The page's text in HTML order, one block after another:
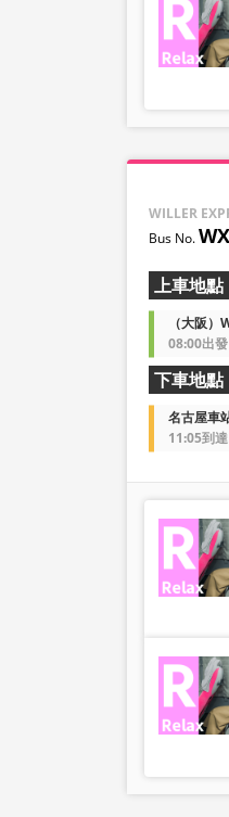
WILLER
上車地點
（大阪
08:00出發
下車地點
名古屋車
11:05到達